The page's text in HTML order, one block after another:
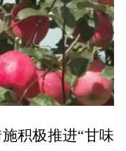
01:49
积极推进“甘味